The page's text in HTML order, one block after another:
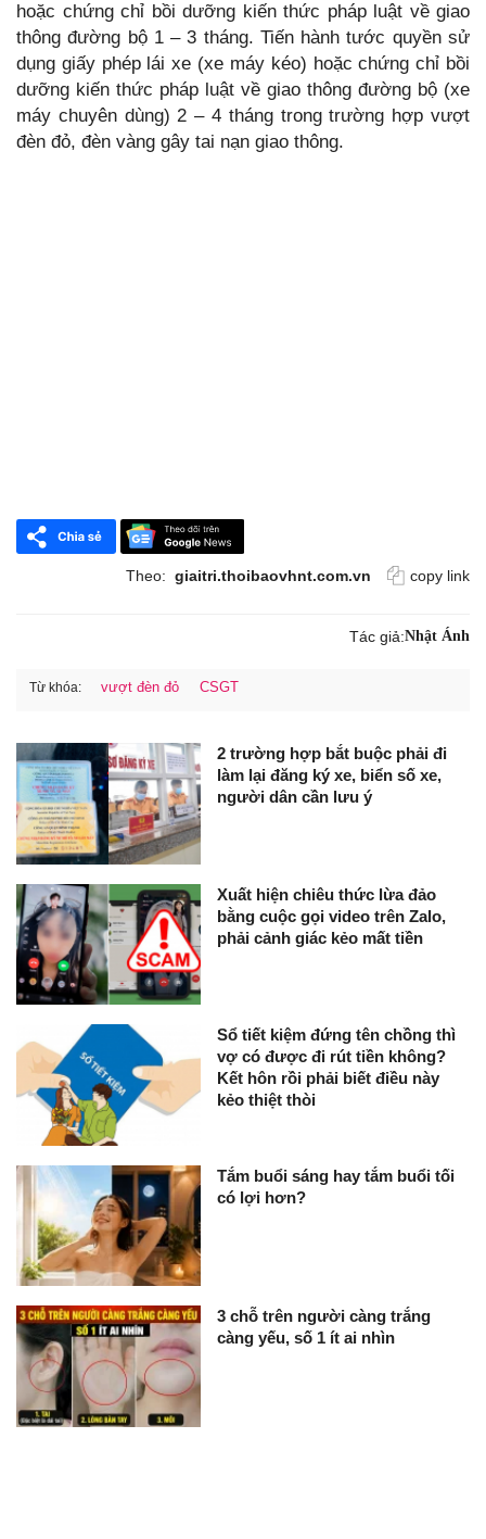
hoặc chứng chỉ bồi dưỡng kiến thức pháp luật về giao
thông đường bộ 1 – 3 tháng. Tiến hành tước quyền sử
dụng giấy phép lái xe (xe máy kéo) hoặc chứng chỉ bồi
dưỡng kiến thức pháp luật về giao thông đường bộ (xe
máy chuyên dùng) 2 – 4 tháng trong trường hợp vượt
đèn đỏ, đèn vàng gây tai nạn giao thông.
Theo: giaitri.thoibaovhnt.com.vn copy link
Tác giả:Nhật Ánh
Từ khóa: vượt đèn đỏ CSGT
2 trường hợp bắt buộc phải đi
làm lại đăng ký xe, biển số xe,
người dân cần lưu ý
Xuất hiện chiêu thức lừa đảo
bằng cuộc gọi video trên Zalo,
phải cảnh giác kẻo mất tiền
Sổ tiết kiệm đứng tên chồng thì
vợ có được đi rút tiền không?
Kết hôn rồi phải biết điều này
kẻo thiệt thòi
Tắm buổi sáng hay tắm buổi tối
có lợi hơn?
3 chỗ trên người càng trắng
càng yếu, số 1 ít ai nhìn